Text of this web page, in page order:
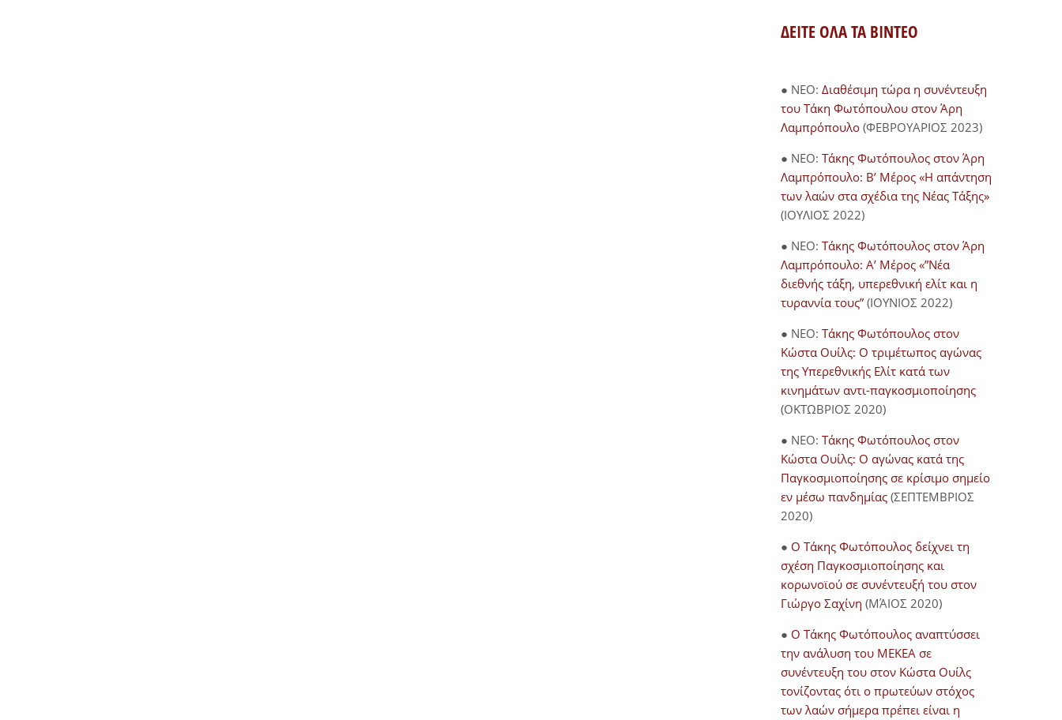
ΔΕΙΤΕ ΟΛΑ ΤΑ ΒΙΝΤΕΟ
● NEO: Διαθέσιμη τώρα η συνέντευξη
του Τάκη Φωτόπουλου στον Άρη
Λαμπρόπουλο(ΦΕΒΡΟΥΑΡΙΟΣ 2023)
● NEO: Τάκης Φωτόπουλος στον Άρη
Λαμπρόπουλο: Β’ Μέρος «Η απάντηση
των λαών στα σχέδια της Νέας Τάξης»
(ΙΟΥΛΙΟΣ 2022)
● NEO: Τάκης Φωτόπουλος στον Άρη
Λαμπρόπουλο: Α’ Μέρος «”Νέα
διεθνής τάξη, υπερεθνική ελίτ και η
τυραννία τους” (ΙΟΥΝΙΟΣ 2022)
● NEO: Τάκης Φωτόπουλος στον
Κώστα Ουίλς: Ο τριμέτωπος αγώνας
της Υπερεθνικής Ελίτ κατά των
κινημάτων αντι-παγκοσμιοποίησης
(ΟΚΤΩΒΡΙΟΣ 2020)
● NEO: Τάκης Φωτόπουλος στον
Κώστα Ουίλς: Ο αγώνας κατά της
Παγκοσμιοποίησης σε κρίσιμο σημείο
εν μέσω πανδημίας (ΣΕΠΤΕΜΒΡΙΟΣ
2020)
● Ο Τάκης Φωτόπουλος δείχνει τη
σχέση Παγκοσμιοποίησης και
κορωνοϊού σε συνέντευξή του στον
Γιώργο Σαχίνη (ΜΆΙΟΣ 2020)
● O Τάκης Φωτόπουλος αναπτύσσει
την ανάλυση του ΜΕΚΕΑ σε
συνέντευξη του στον Κώστα Ουίλς
τονίζοντας ότι ο πρωτεύων στόχος
των λαών σήμερα πρέπει είναι η